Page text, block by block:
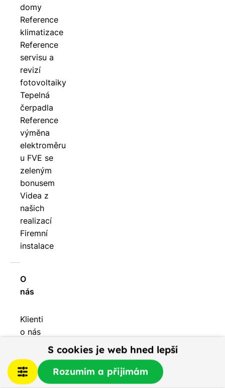
domy
Reference
klimatizace
Reference
servisu a
revizí
fotovoltaiky
Tepelná
čerpadla
Reference
výměna
elektroměru
u FVE se
zeleným
bonusem
Videa z
našich
realizací
Firemní
instalace
O
nás
Klienti
o nás
Doporučte
nového
zákazníka
S cookies je web hned lepší
Rozumím a přijímám